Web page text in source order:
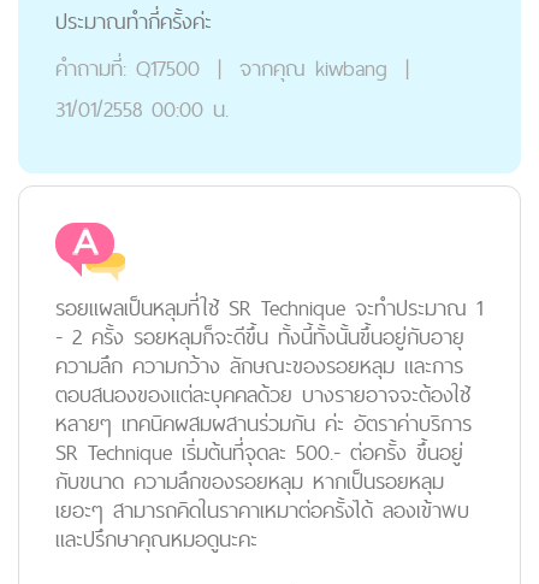
ประมาณทำกี่ครั้งค่ะ
คำถามที่: Q17500 | จากคุณ kiwbang |
31/01/2558 00:00 น.
รอยแผลเป็นหลุมที่ใช้ SR Technique จะทำประมาณ 1
- 2 ครั้ง รอยหลุมก็จะดีขึ้น ทั้งนี้ทั้งนั้นขึ้นอยู่กับอายุ
ความลึก ความกว้าง ลักษณะของรอยหลุม และการ
ตอบสนองของแต่ละบุคคลด้วย บางรายอาจจะต้องใช้
หลายๆ เทคนิคผสมผสานร่วมกัน ค่ะ อัตราค่าบริการ
SR Technique เริ่มต้นที่จุดละ 500.- ต่อครั้ง ขึ้นอยู่
กับขนาด ความลึกของรอยหลุม หากเป็นรอยหลุม
เยอะๆ สามารถคิดในราคาเหมาต่อครั้งได้ ลองเข้าพบ
และปรึกษาคุณหมอดูนะคะ